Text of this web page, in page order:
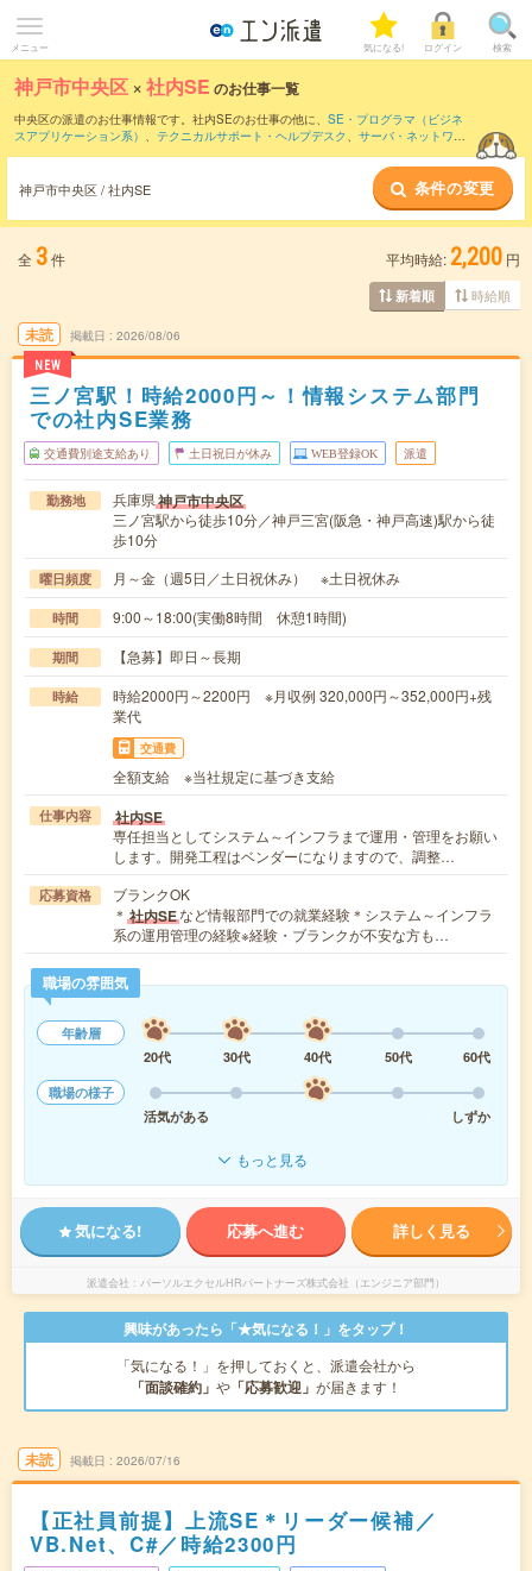
メニュー 気になる! ログイン 検索
神戸市中央区 ×社内SE のお仕事一覧
中央区の派遣のお仕事情報です。社内SEのお仕事の他に、 SE・プログラマ（ビジネ
スアプリケーション系） 、 テクニカルサポート・ヘルプデスク 、 サーバ・ネットワー
社内SEのお仕事と
は？とは？
神戸市中央区 / 社内SE 条件の変更
全 3件 平均時給: 2,200 円
新着順 時給順
未読
NEW
掲載日 2026/08/06
三ノ宮駅！時給2000円～！情報システム部門
での社内SE業務
交通費別途支給あり 土日祝日が休み WEB登録OK 派遣
勤務地 兵庫県神戸市中央区
三ノ宮駅から徒歩10分／神戸三宮(阪急・神戸高速)駅から徒
歩10分
曜日頻度 月～金（週5日／土日祝休み） ※土日祝休み
時間 9:00～18:00(実働8時間 休憩1時間)
期間 【急募】即日～長期
時給
時給2000円～2200円 ※月収例 320,000円～352,000円+残
業代
交通費
全額支給 ※当社規定に基づき支給
仕事内容 社内SE
専任担当としてシステム～インフラまで運用・管理をお願い
します。開発工程はベンダーになりますので、調整…
応募資格
ブランクOK
＊ 社内SEなど情報部門での就業経験＊システム～インフラ
系の運用管理の経験※経験・ブランクが不安な方も…
職場の雰囲気
年齢層
20代
30代 40代 50代
60代
職場の様子
活気がある
しずか
もっと見る
気になる! 応募へ進む 詳しく見る
派遣会社 パーソルエクセルHRパートナーズ株式会社（エンジニア部門）
興味があったら「★気になる！」をタップ！
「気になる！」を押しておくと、派遣会社から
「面談確約」 や 「応募歓迎」 が届きます！
未読 掲載日 2026/07/16
【正社員前提】上流SE＊リーダー候補／
VB.Net、C#／時給2300円